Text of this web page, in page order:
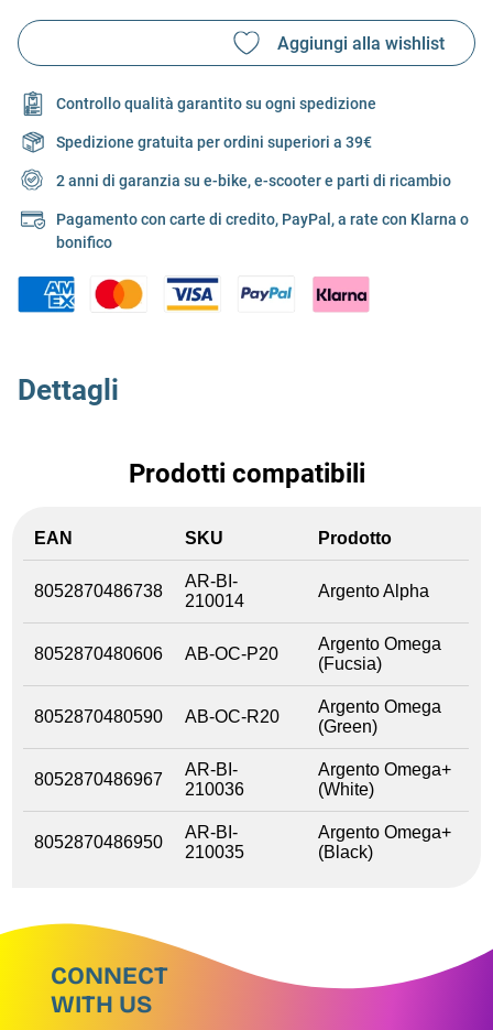
Controllo qualità garantito su ogni spedizione
Spedizione gratuita per ordini superiori a 39€
2 anni di garanzia su e-bike, e-scooter e parti di ricambio
Pagamento con carte di credito, PayPal, a rate con Klarna o
bonifico
Dettagli
Prodotti compatibili
EAN SKU Prodotto
8052870486738
AR-BI-
210014
Argento Alpha
8052870480606 AB-OC-P20
Argento Omega
(Fucsia)
8052870480590 AB-OC-R20
Argento Omega
(Green)
8052870486967
AR-BI-
210036
Argento Omega+
(White)
8052870486950
AR-BI-
210035
Argento Omega+
(Black)
CONNECT
WITH US